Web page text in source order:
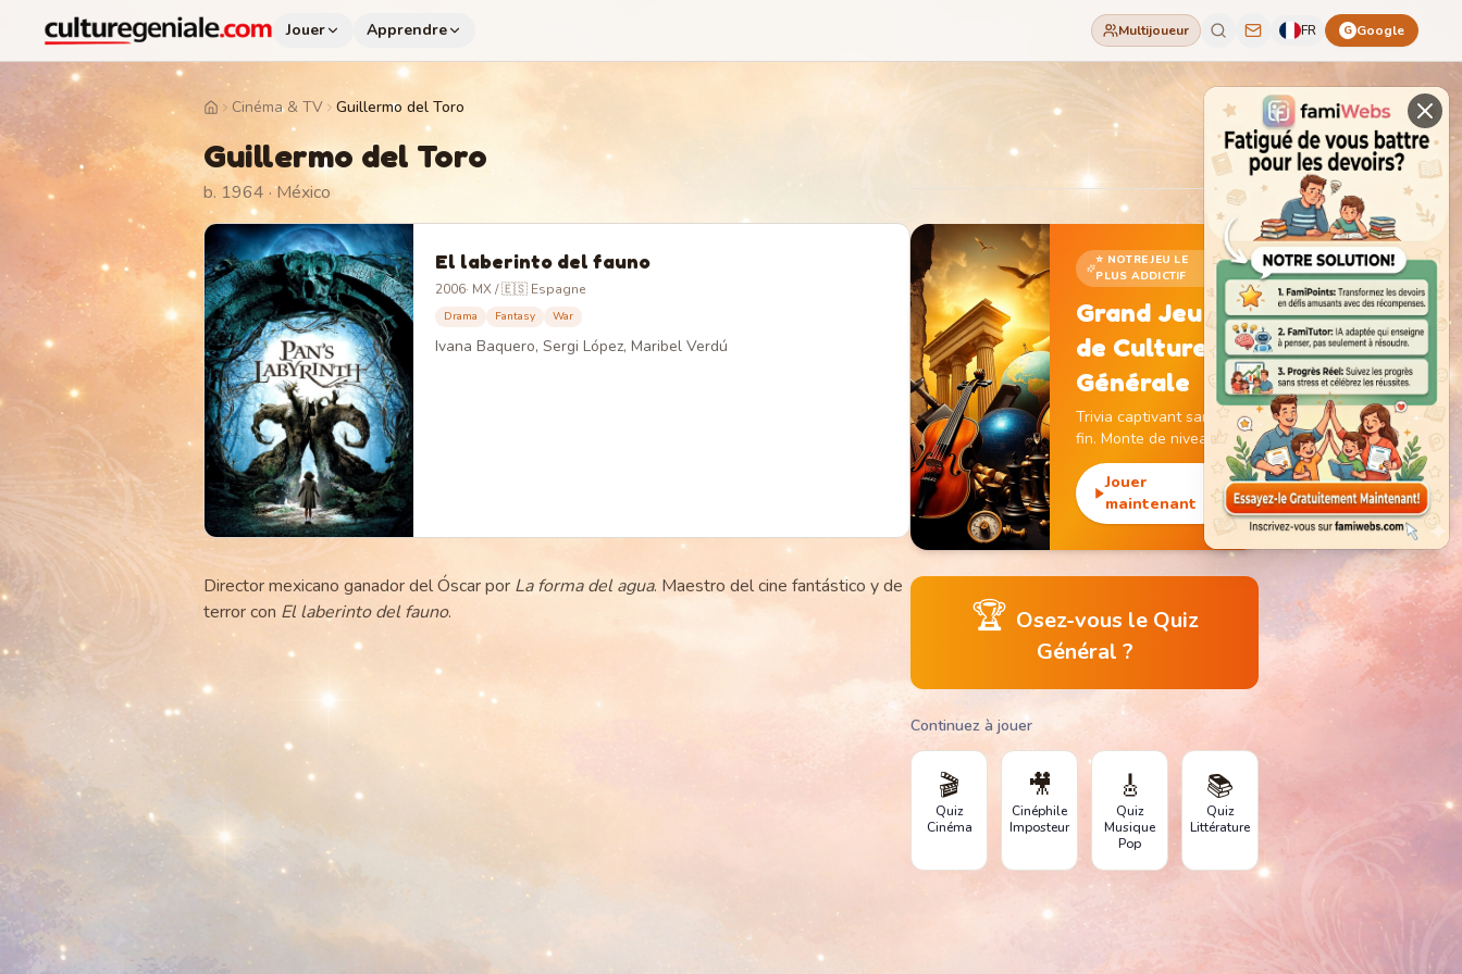
Jouer Apprendre Multijoueur FR G Google
HomeCinéma & TV Guillermo del Toro
Guillermo del Toro
b. 1964 · México
El laberinto del fauno
2006· MX / 🇪🇸 Espagne
Drama Fantasy War
Ivana Baquero, Sergi López, Maribel Verdú
Director mexicano ganador del Óscar por La forma del agua. Maestro del cine fantástico y de
terror con El laberinto del fauno.
⭐ NOTRE JEU LE
PLUS ADDICTIF
Grand Jeu
de Culture
Générale
Trivia captivant sans
fin. Monte de niveau,
gagne des pièces et
débloque des
monuments
emblématiques.
Jouer
maintenant
🏆 Osez-vous le Quiz
Général ?
Continuez à jouer
🎬
Quiz
Cinéma
🎥
Cinéphile
Imposteur
🎸
Quiz
Musique
Pop
📚
Quiz
Littérature